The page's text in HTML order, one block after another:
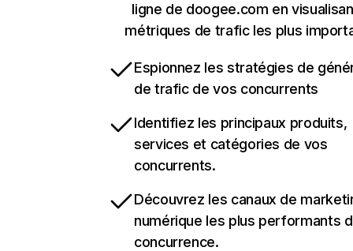
ligne de doogee.com en
métriques de trafic les plus
Espionnez les stratégies de
de trafic de vos concurrents
Identifiez les principaux produits,
services et catégories de vos
concurrents.
Découvrez les canaux de
numérique les plus performants
concurrence.